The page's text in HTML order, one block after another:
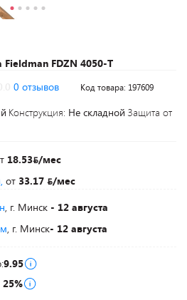
FDZN 4050-T
0 отзывов Код товара: 197609
Конструкция: Не складной Защита от
18.53 /мес
от 33.17
/мес
, г. Минск - 12 августа
, г. Минск- 12 августа
9.95